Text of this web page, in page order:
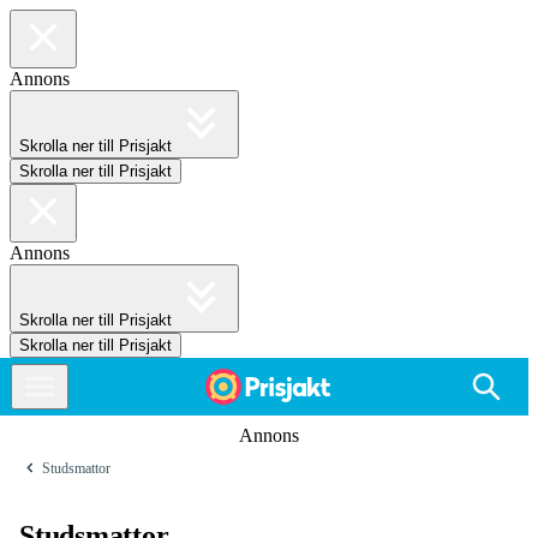
Annons
Skrolla ner till Prisjakt
Skrolla ner till Prisjakt
Annons
Skrolla ner till Prisjakt
Skrolla ner till Prisjakt
Annons
Studsmattor